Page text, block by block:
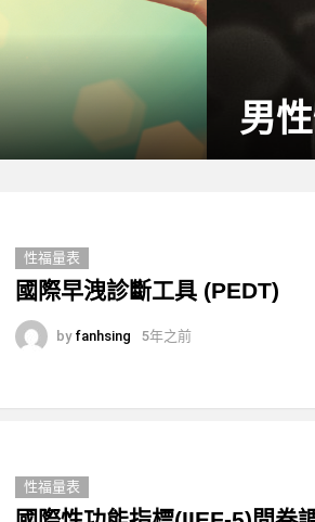
男
性福量表
國際早洩診斷工具 (PEDT)
by fanhsing 5年之前
性福量表